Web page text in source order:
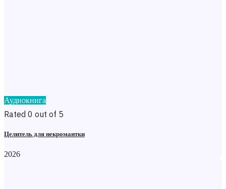
Аудиокнига
Rated 0 out of 5
Целитель для некромантки
2026